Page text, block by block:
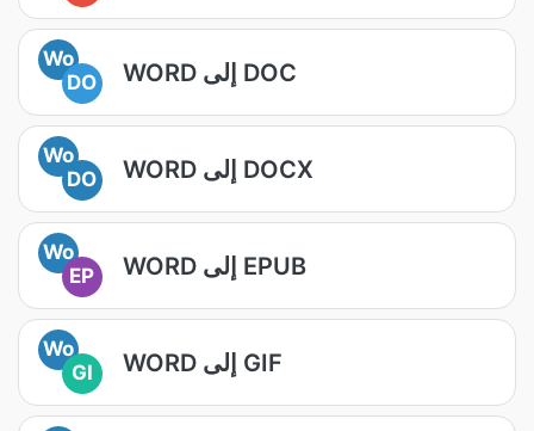
Wo
DO
WORD إلى DOC
Wo
DO
WORD إلى DOCX
Wo
EP
WORD إلى EPUB
Wo
GI
WORD إلى GIF